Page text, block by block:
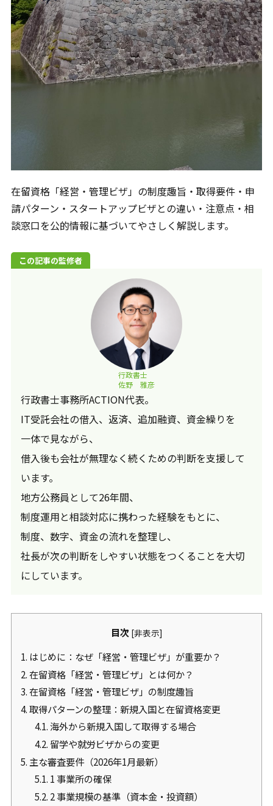
在留資格「経営・管理ビザ」の制度趣旨・取得要件・申
請パターン・スタートアップビザとの違い・注意点・相
談窓口を公的情報に基づいてやさしく解説します。
この記事の監修者
行政書士
佐野 雅彦
行政書士事務所ACTION代表。
IT受託会社の借入、返済、追加融資、資金繰りを
一体で見ながら、
借入後も会社が無理なく続くための判断を支援して
います。
地方公務員として26年間、
制度運用と相談対応に携わった経験をもとに、
制度、数字、資金の流れを整理し、
社長が次の判断をしやすい状態をつくることを大切
にしています。
目次 [非表示]
1. はじめに：なぜ「経営・管理ビザ」が重要か？
2.在留資格「経営・管理ビザ」とは何か？
3.在留資格「経営・管理ビザ」の制度趣旨
4.取得パターンの整理：新規入国と在留資格変更
4.1.海外から新規入国して取得する場合
4.2.留学や就労ビザからの変更
5. 主な審査要件（2026年1月最新）
5.1. 1 事業所の確保
5.2. 2 事業規模の基準（資本金・投資額）
相談して終わりではなく、
社長が見返せる判断材料を残します
お手数ですが、問い合わせフォームからご相談くだ
メールでのお問合せ